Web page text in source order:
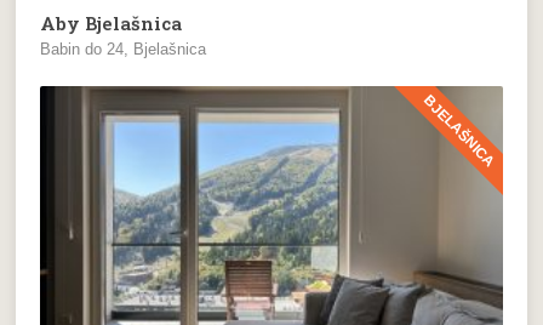
Aby Bjelašnica
Babin do 24, Bjelašnica
BJELAŠNICA